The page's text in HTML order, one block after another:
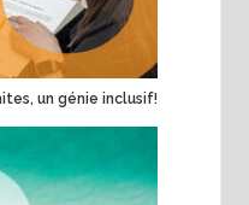
un génie inclusif!